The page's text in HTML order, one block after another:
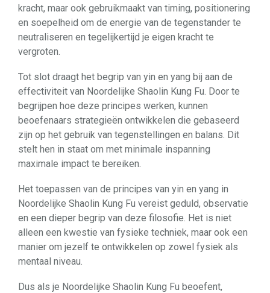
kracht, maar ook gebruikmaakt van timing, positionering
en soepelheid om de energie van de tegenstander te
neutraliseren en tegelijkertijd je eigen kracht te
vergroten.
Tot slot draagt het begrip van yin en yang bij aan de
effectiviteit van Noordelijke Shaolin Kung Fu. Door te
begrijpen hoe deze principes werken, kunnen
beoefenaars strategieën ontwikkelen die gebaseerd
zijn op het gebruik van tegenstellingen en balans. Dit
stelt hen in staat om met minimale inspanning
maximale impact te bereiken.
Het toepassen van de principes van yin en yang in
Noordelijke Shaolin Kung Fu vereist geduld, observatie
en een dieper begrip van deze filosofie. Het is niet
alleen een kwestie van fysieke techniek, maar ook een
manier om jezelf te ontwikkelen op zowel fysiek als
mentaal niveau.
Dus als je Noordelijke Shaolin Kung Fu beoefent,